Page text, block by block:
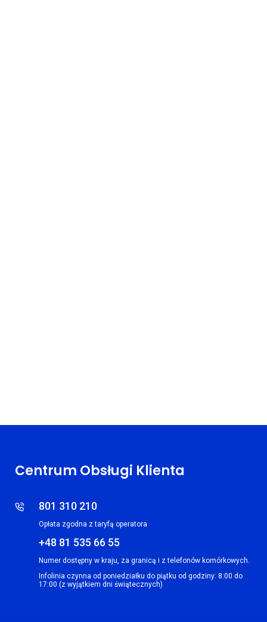
Centrum Obsługi Klienta
801 310 210
Opłata zgodna z taryfą operatora
+48 81 535 66 55
Numer dostępny w kraju, za granicą i z telefonów komórkowych.
Infolinia czynna od poniedziałku do piątku od godziny: 8:00 do
17:00 (z wyjątkiem dni świątecznych)